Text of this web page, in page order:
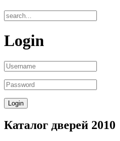
Login
Каталог дверей 2010